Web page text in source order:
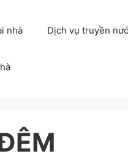
nhà Dịch vụ truyền